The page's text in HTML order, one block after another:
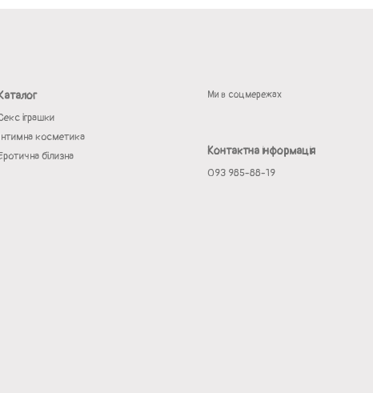
іграшки
косметика
білизна
Ми в соцмережах
Контактна інформація
093 985-88-19